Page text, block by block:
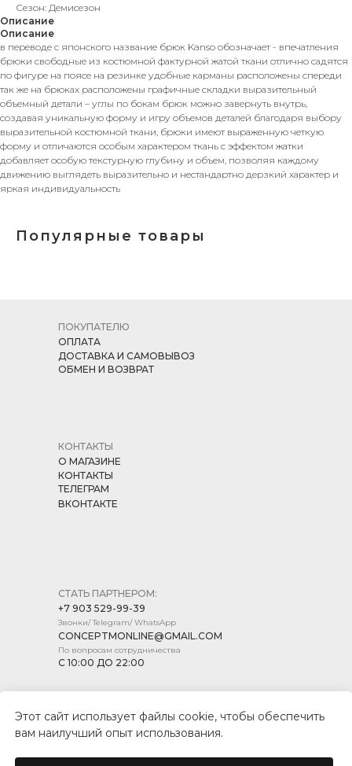
Сезон: Демисезон
Описание
Описание
в переводе с японского название брюк Kanso обозначает - впечатления
брюки свободные из костюмной фактурной жатой ткани отлично садятся
по фигуре на поясе на резинке удобные карманы расположены спереди
так же на брюках расположены графичные складки выразительный
объемный детали – углы по бокам брюк можно завернуть внутрь,
создавая уникальную форму и игру объемов деталей благодаря выбору
выразительной костюмной ткани, брюки имеют выраженную четкую
форму и отличаются особым характером ткань с эффектом жатки
добавляет особую текстурную глубину и объем, позволяя каждому
движению выглядеть выразительно и нестандартно дерзкий характер и
яркая индивидуальность
Популярные товары
СТАТЬ ПАРТНЕРОМ:
+7 903 529-99-39
Звонки/ Telegram/ WhatsApp
CONCEPTMONLINE@GMAIL.COM
По вопросам сотрудничества
С 10:00 ДО 22:00
КОНТАКТЫ
О МАГАЗИНЕ
КОНТАКТЫ
ТЕЛЕГРАМ
ВКОНТАКТЕ
ПОКУПАТЕЛЮ
ОПЛАТА
ДОСТАВКА И САМОВЫВОЗ
ОБМЕН И ВОЗВРАТ
Этот сайт использует файлы cookie, чтобы обеспечить
вам наилучший опыт использования.